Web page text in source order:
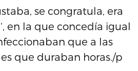
se congratula, era
en la que concedía igual
que a las
que duraban horas./p